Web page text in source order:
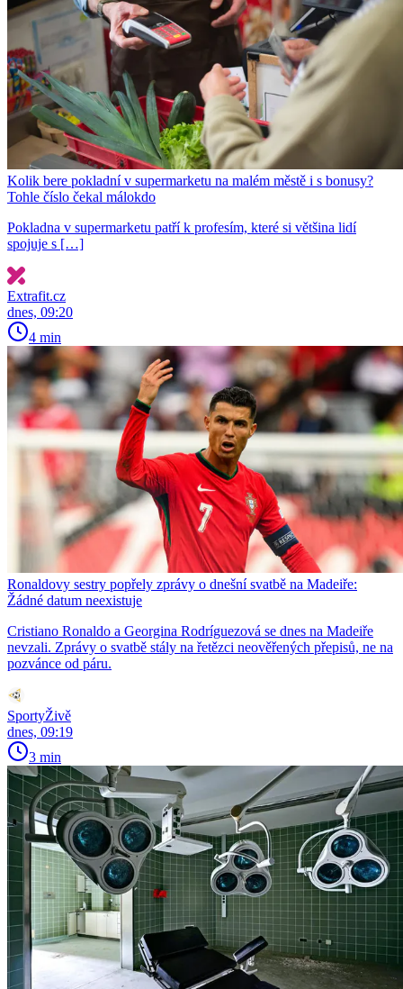
Kolik bere pokladní v supermarketu na malém městě i s bonusy?
Tohle číslo čekal málokdo
Pokladna v supermarketu patří k profesím, které si většina lidí
spojuje s […]
Extrafit.cz
dnes, 09:20
4 min
Ronaldovy sestry popřely zprávy o dnešní svatbě na Madeiře:
Žádné datum neexistuje
Cristiano Ronaldo a Georgina Rodríguezová se dnes na Madeiře
nevzali. Zprávy o svatbě stály na řetězci neověřených přepisů, ne na
pozvánce od páru.
SportyŽivě
dnes, 09:19
3 min